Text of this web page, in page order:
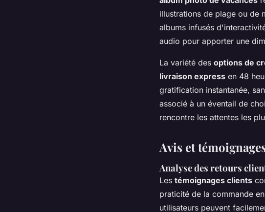
illustrations de plage ou de
albums infusés
audio pour apporter une
La variété des options de
livraison express en 48
gratification instantanée,
associé à un éventail de
rencontre les attentes les
Avis et
Analyse des retours
Les témoignages clients
praticité de la commande
utilisateurs peuvent